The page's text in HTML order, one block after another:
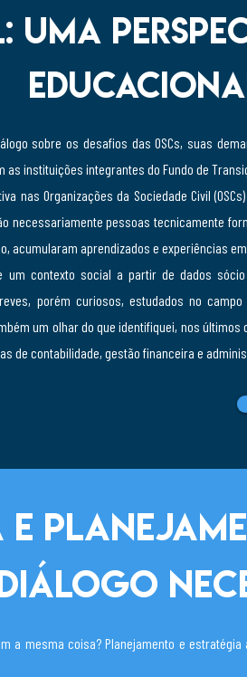
uma
sobre os desafios das OSCs, suas
instituições integrantes do Fundo de
nas Organizações da Sociedade Civil
necessariamente pessoas tecnicamente
acumularam aprendizados e experiências
um contexto social a partir de dados
porém curiosos, estudados no
um olhar do que identifiquei, nos
de contabilidade, gestão financeira e
a mesma coisa? Planejamento e